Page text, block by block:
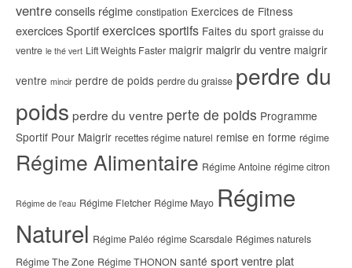
ventreconseils régime constipation Exercices de Fitness
exercices Sportifexercices sportifs Faites du sport graisse du
ventre le thé vert Lift Weights Faster maigrir maigrir du ventre maigrir
ventre mincir perdre de poids perdre du graisse perdre du
poids perdre du ventre perte de poids Programme
Sportif Pour Maigrir recettes régime naturel remise en forme régime
Régime Alimentaire Régime Antoine régime citron
Régime de l’eau Régime Fletcher Régime Mayo Régime
Naturel Régime Paléo régime Scarsdale Régimes naturels
Régime The Zone Régime THONON santé sportventre plat